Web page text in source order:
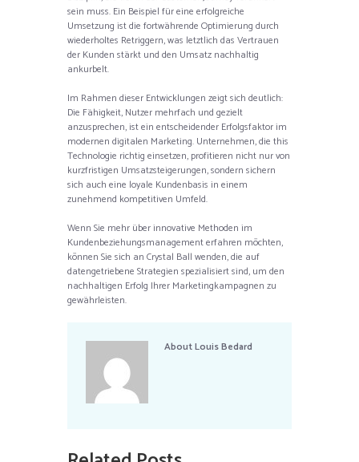
sein muss. Ein Beispiel für eine erfolgreiche
Umsetzung ist die fortwährende Optimierung durch
wiederholtes Retriggern, was letztlich das Vertrauen
der Kunden stärkt und den Umsatz nachhaltig
ankurbelt.
Im Rahmen dieser Entwicklungen zeigt sich deutlich:
Die Fähigkeit, Nutzer mehrfach und gezielt
anzusprechen, ist ein entscheidender Erfolgsfaktor im
modernen digitalen Marketing. Unternehmen, die this
Technologie richtig einsetzen, profitieren nicht nur von
kurzfristigen Umsatzsteigerungen, sondern sichern
sich auch eine loyale Kundenbasis in einem
zunehmend kompetitiven Umfeld.
Wenn Sie mehr über innovative Methoden im
Kundenbeziehungsmanagement erfahren möchten,
können Sie sich an Crystal Ball wenden, die auf
datengetriebene Strategien spezialisiert sind, um den
nachhaltigen Erfolg Ihrer Marketingkampagnen zu
gewährleisten.
AboutLouis Bedard